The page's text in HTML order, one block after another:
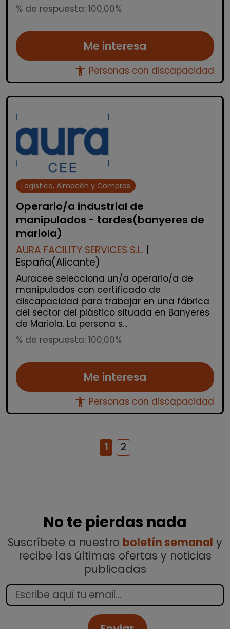
% de respuesta: 100,00%
Me interesa
accessibility_new Personas con discapacidad
Logística, Almacén y Compras
Operario/a industrial de
manipulados - tardes(banyeres de
mariola)
AURA FACILITY SERVICES S.L.
España(Alicante)
Auracee selecciona un/a operario/a de
manipulados con certificado de
discapacidad para trabajar en una fábrica
del sector del plástico situada en Banyeres
de Mariola. La persona s...
% de respuesta: 100,00%
Me interesa
accessibility_new Personas con discapacidad
1 2
No te pierdas nada
Suscríbete a nuestro boletín semanal y
recibe las últimas ofertas y noticias
publicadas